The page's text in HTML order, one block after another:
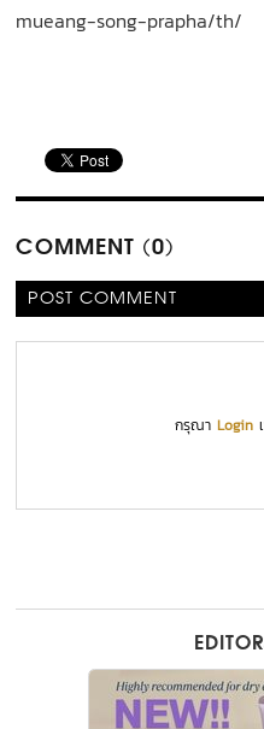
mueang-song-prapha/th/
COMMENT (0)
POST COMMENT
กรุณาLogin